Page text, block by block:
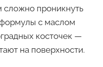
сложно проникнуть
формулы с маслом
косточек —
на поверхности.